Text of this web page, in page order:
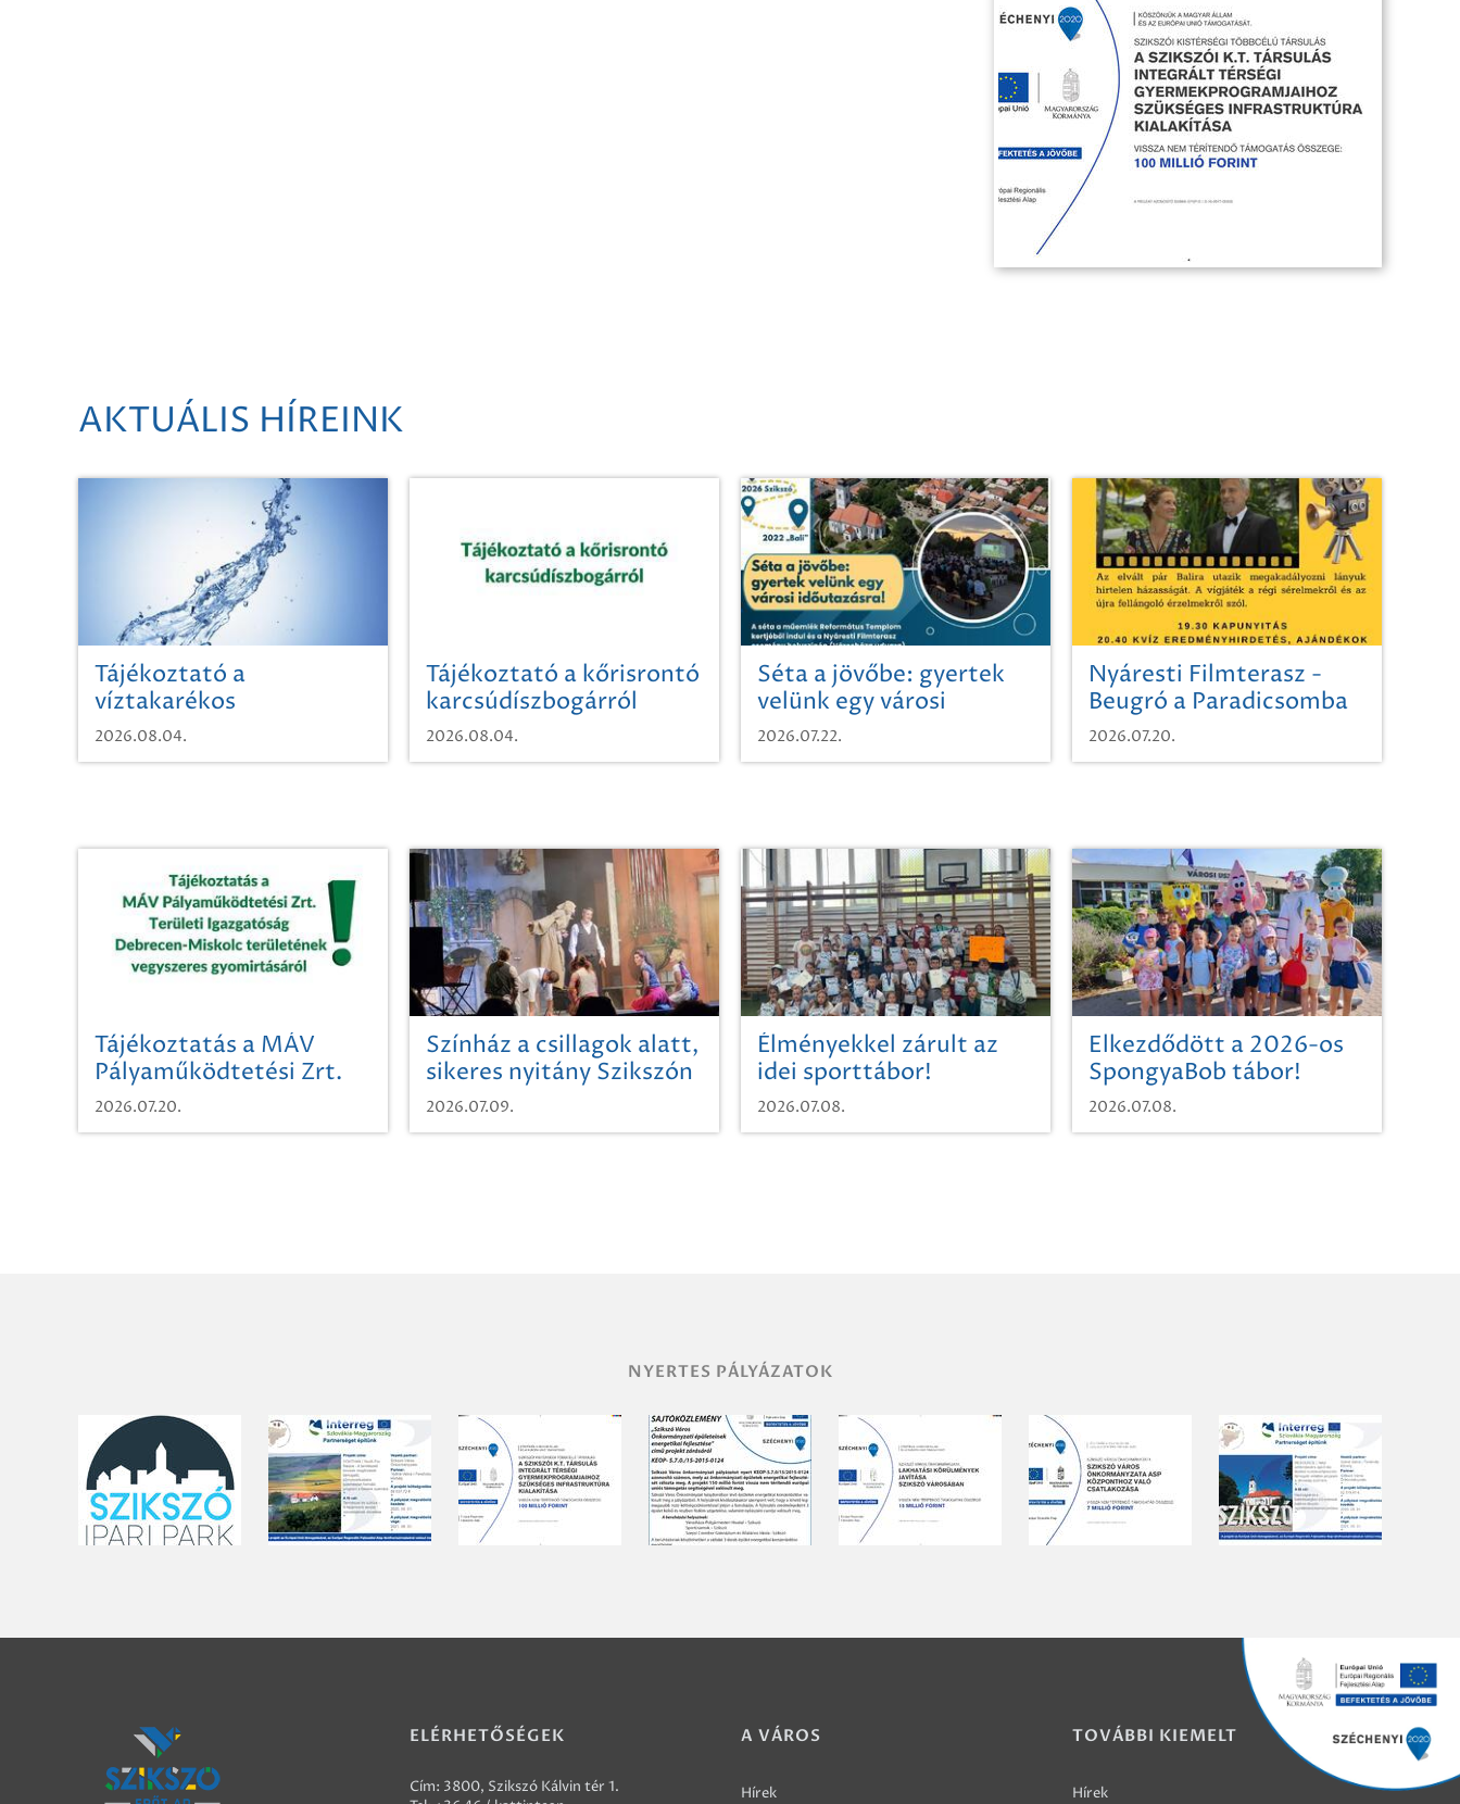
AKTUÁLIS HÍREINK
Tájékoztató a
víztakarékos
vízhasználatról
2026.08.04.
Tájékoztató a kőrisrontó
karcsúdíszbogárról
2026.08.04.
Séta a jövőbe: gyertek
velünk egy városi
időutazásra!
2026.07.22.
Nyáresti Filmterasz -
Beugró a Paradicsomba
2026.07.20.
Tájékoztatás a MÁV
Pályaműködtetési Zrt.
Területi Igazgatóság
Debrecen-Miskolc
2026.07.20.
Színház a csillagok alatt,
sikeres nyitány Szikszón
2026.07.09.
Élményekkel zárult az
idei sporttábor!
2026.07.08.
Elkezdődött a 2026-os
SpongyaBob tábor!
2026.07.08.
NYERTES PÁLYÁZATOK
ELÉRHETŐSÉGEK
Cím: 3800, Szikszó Kálvin tér 1.
A VÁROS
Hírek
TOVÁBBI KIEMELT
Hírek